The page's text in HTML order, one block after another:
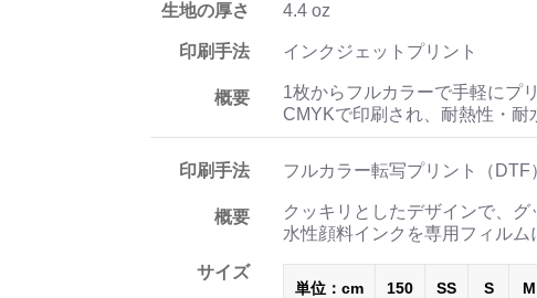
生地の厚さ
4.4 oz
印刷手法 インクジェットプリント
概要
1枚からフルカラーで手軽にプ
CMYKで印刷され、耐熱性・耐
印刷手法 フルカラー転写プリント（DTF
概要
クッキリとしたデザインで、グ
水性顔料インクを専用フィル
サイズ
単位：cm 150 SS S M